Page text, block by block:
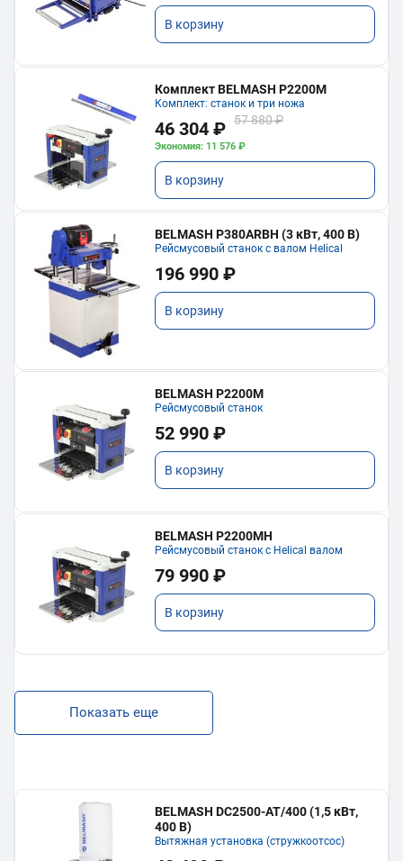
В корзину
Комплект BELMASH P2200M
Комплект: станок и три ножа
46 304 ₽ 57 880 ₽
Экономия: 11 576 ₽
В корзину
BELMASH P380ARBH (3 кВт, 400 В)
Рейсмусовый станок с валом Helical
196 990 ₽
В корзину
BELMASH P2200M
Рейсмусовый станок
52 990 ₽
В корзину
BELMASH P2200MH
Рейсмусовый станок с Helical валом
79 990 ₽
В корзину
Показать еще
BELMASH DC2500-AT/400 (1,5 кВт,
400 В)
Вытяжная установка (стружкоотсос)